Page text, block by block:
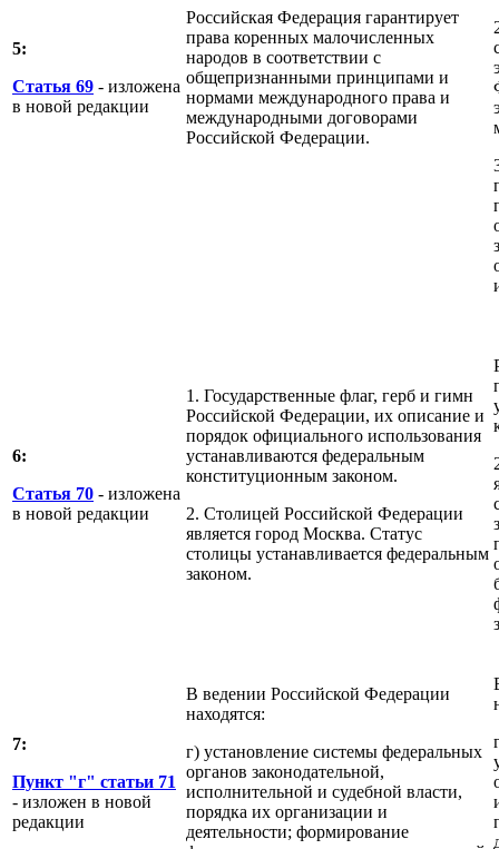
5:
Статья 69 - изложена
в новой редакции
Российская Федерация гарантирует
права коренных малочисленных
народов в соответствии с
общепризнанными принципами и
нормами международного права и
международными договорами
Российской Федерации.
6:
Статья 70 - изложена
в новой редакции
1. Государственные флаг, герб и гимн
Российской Федерации, их описание и
порядок официального использования
устанавливаются федеральным
конституционным законом.
2. Столицей Российской Федерации
является город Москва. Статус
столицы устанавливается федеральным
законом.
7:
Пункт "г" статьи 71
- изложен в новой
редакции
В ведении Российской Федерации
находятся:
г) установление системы федеральных
органов законодательной,
исполнительной и судебной власти,
порядка их организации и
деятельности; формирование